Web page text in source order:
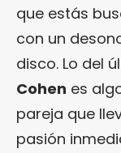
que estás
con un
disco. Lo del
Cohen es
pareja que
pasión